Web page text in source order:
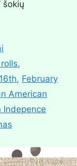
šokių
,
, February
American
Indepence